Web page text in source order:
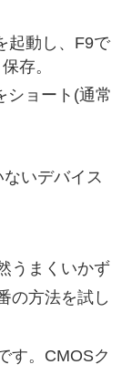
起動し、F9で
存。
ショート(通常
いデバイス
うまくいかず
の方法を試し
す。CMOSク